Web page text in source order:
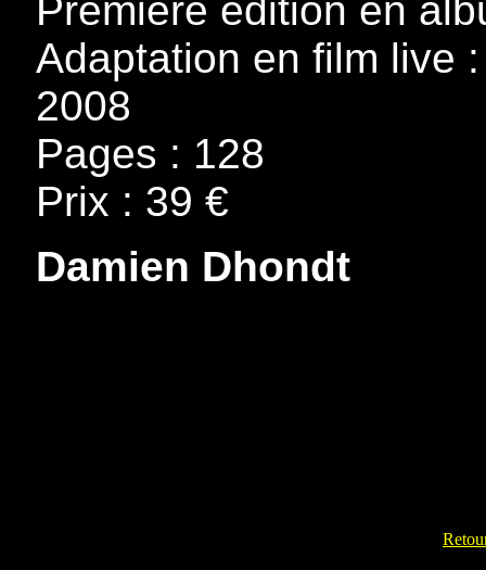
Première édition en
Adaptation en film live
2008
Pages : 128
Prix : 39 €
Damien Dhondt